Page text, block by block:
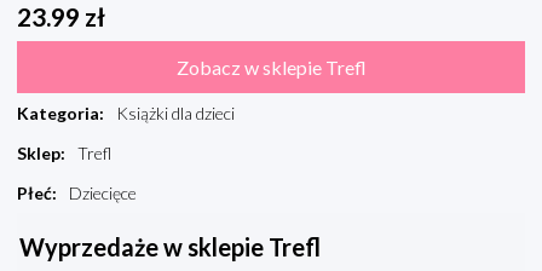
23.99 zł
Zobacz w sklepie Trefl
Kategoria:
Książki dla dzieci
Sklep:
Trefl
Płeć: Dziecięce
Wyprzedaże w sklepie Trefl